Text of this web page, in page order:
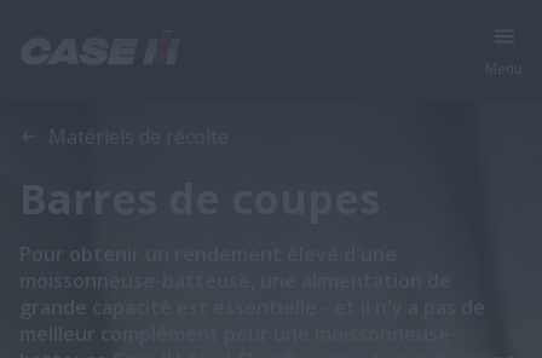
Matériels de récolte
Barres de coupes
Pour obtenir un rendement élevé d'une
moissonneuse-batteuse, une alimentation de
grande capacité est essentielle - et il n'y a pas de
meilleur complément pour une moissonneuse-